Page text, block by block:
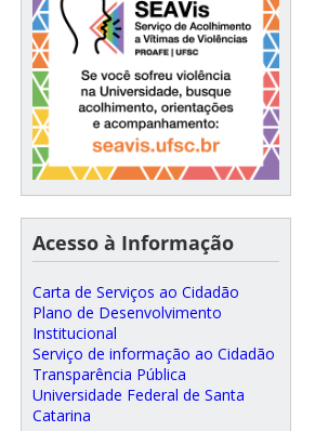
Acesso à Informação
Carta de Serviços ao Cidadão
Plano de Desenvolvimento
Institucional
Serviço de informação ao Cidadão
Transparência Pública
Universidade Federal de Santa
Catarina